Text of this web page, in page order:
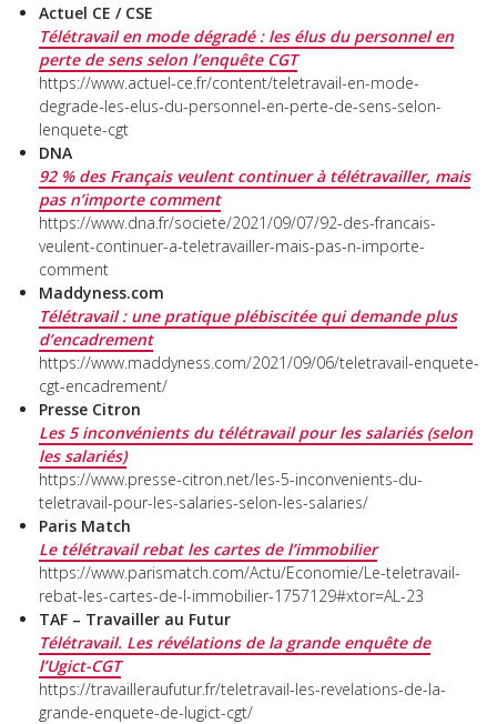
Actuel CE / CSE
Télétravail en mode dégradé : les élus du personnel en
perte de sens selon l’enquête CGT
https://www.actuel-ce.fr/content/teletravail-en-mode-
degrade-les-elus-du-personnel-en-perte-de-sens-selon-
lenquete-cgt
DNA
92 % des Français veulent continuer à télétravailler, mais
pas n’importe comment
https://www.dna.fr/societe/2021/09/07/92-des-francais-
veulent-continuer-a-teletravailler-mais-pas-n-importe-
comment
Maddyness.com
Télétravail : une pratique plébiscitée qui demande plus
d’encadrement
https://www.maddyness.com/2021/09/06/teletravail-enquete-
cgt-encadrement/
Presse Citron
Les 5 inconvénients du télétravail pour les salariés (selon
les salariés)
https://www.presse-citron.net/les-5-inconvenients-du-
teletravail-pour-les-salaries-selon-les-salaries/
Paris Match
Le télétravail rebat les cartes de l’immobilier
https://www.parismatch.com/Actu/Economie/Le-teletravail-
rebat-les-cartes-de-l-immobilier-1757129#xtor=AL-23
TAF – Travailler au Futur
Télétravail. Les révélations de la grande enquête de
l’Ugict-CGT
https://travailleraufutur.fr/teletravail-les-revelations-de-la-
grande-enquete-de-lugict-cgt/